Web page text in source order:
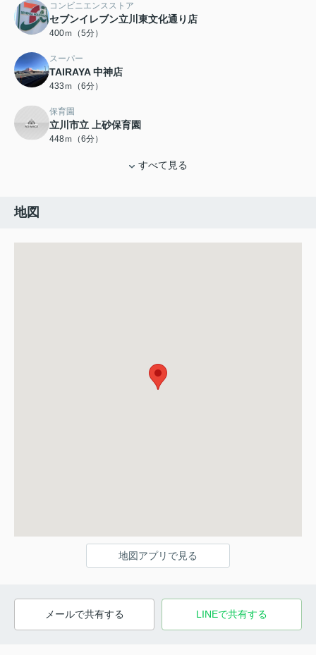
コンビニエンスストア
セブンイレブン立川東文化通り店
400ｍ（5分）
スーパー
TAIRAYA 中神店
433ｍ（6分）
保育園
立川市立 上砂保育園
448ｍ（6分）
すべて見る
地図
地図アプリで見る
メールで共有する LINEで共有する